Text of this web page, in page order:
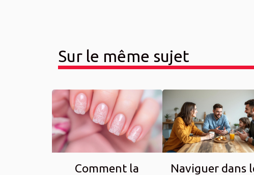
Sur le même sujet
Comment la
Naviguer dans